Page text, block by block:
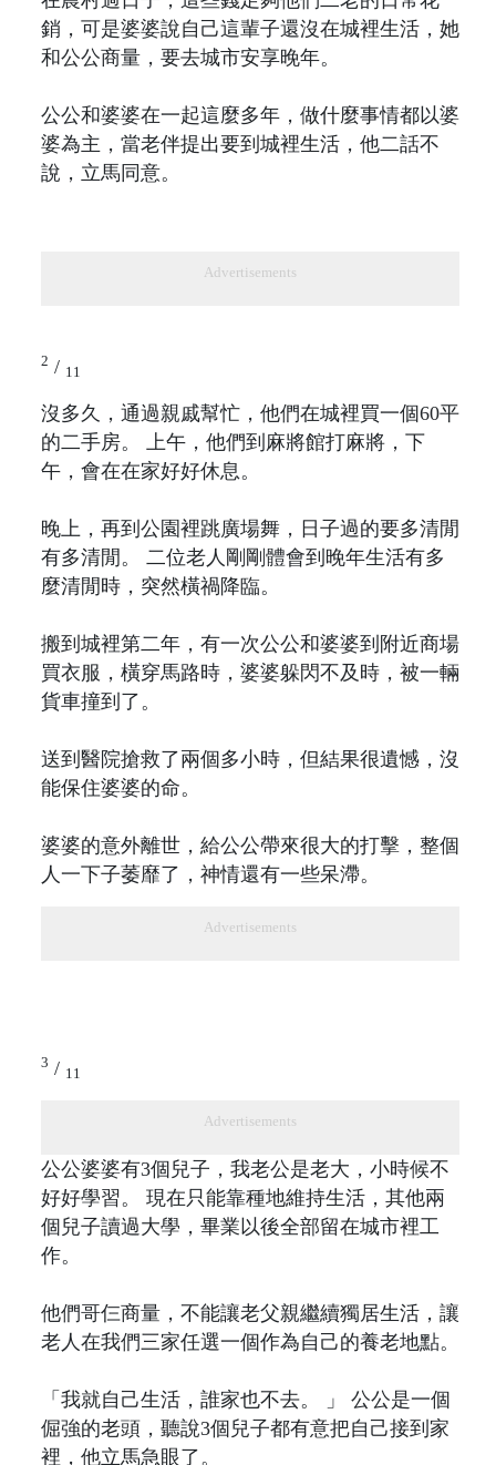
銷，可是婆婆說自己這輩子還沒在城裡生活，她
和公公商量，要去城市安享晚年。
公公和婆婆在一起這麼多年，做什麼事情都以婆
婆為主，當老伴提出要到城裡生活，他二話不
說，立馬同意。
Advertisements
2 / 11
沒多久，通過親戚幫忙，他們在城裡買一個60平
的二手房。 上午，他們到麻將館打麻將，下
午，會在在家好好休息。
晚上，再到公園裡跳廣場舞，日子過的要多清閒
有多清閒。 二位老人剛剛體會到晚年生活有多
麼清閒時，突然橫禍降臨。
搬到城裡第二年，有一次公公和婆婆到附近商場
買衣服，橫穿馬路時，婆婆躲閃不及時，被一輛
貨車撞到了。
送到醫院搶救了兩個多小時，但結果很遺憾，沒
能保住婆婆的命。
婆婆的意外離世，給公公帶來很大的打擊，整個
人一下子萎靡了，神情還有一些呆滯。
Advertisements
3 / 11
Advertisements
公公婆婆有3個兒子，我老公是老大，小時候不
好好學習。 現在只能靠種地維持生活，其他兩
個兒子讀過大學，畢業以後全部留在城市裡工
作。
他們哥仨商量，不能讓老父親繼續獨居生活，讓
老人在我們三家任選一個作為自己的養老地點。
「我就自己生活，誰家也不去。 」 公公是一個
倔強的老頭，聽說3個兒子都有意把自己接到家
裡，他立馬急眼了。